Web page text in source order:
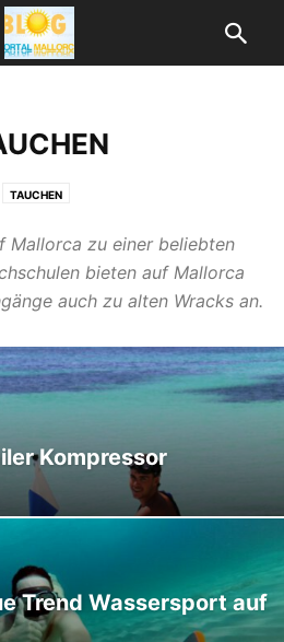
TAUCHEN
Mallorca zu einer beliebten
bieten auf Mallorca
auch zu alten Wracks an.
Kompressor
Trend Wassersport auf